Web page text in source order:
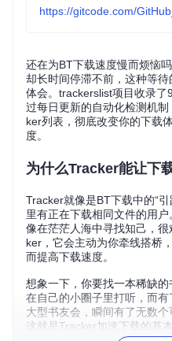
https://gitcode.com/
还在为BT下载速度慢而烦恼
却长时间停滞不前，这种等
体会。trackerslist项目收录了
过每日更新的自动化检测机
ker列表，彻底改变你的下载
度。
为什么Tracker能让下
Tracker就像是BT下载中的“
里有正在下载相同文件的用
像在茫茫人海中寻找知己，
ker，它会主动为你牵线搭桥
而提高下载速度。
想象一下，你要找一本稀缺
在自己的小圈子里打听，而
大型书友会，瞬间有了无数个
这就是Tracker加速下载的基本